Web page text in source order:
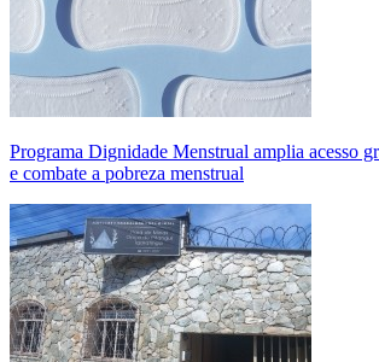
Programa Dignidade Menstrual amplia acesso
e combate a pobreza menstrual